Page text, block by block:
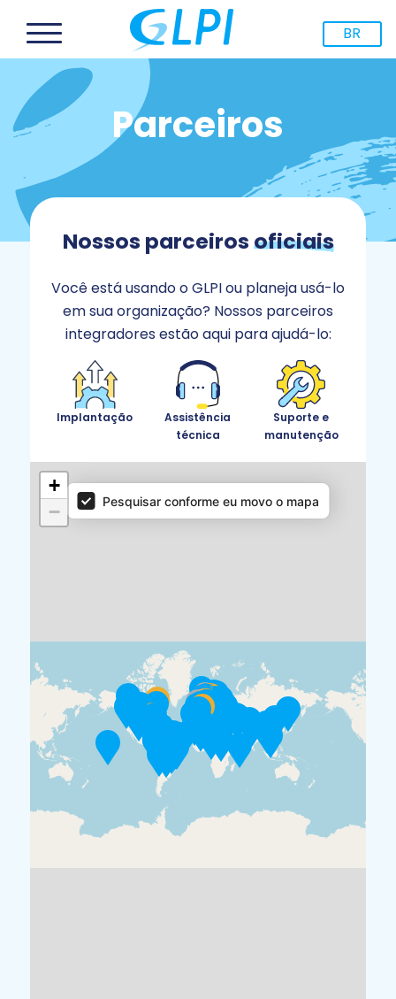
BR
Parceiros
Nossos parceirosoficiais
Você está usando o GLPI ou planeja usá-lo
em sua organização? Nossos parceiros
integradores estão aqui para ajudá-lo:
Implantação
Assistência
técnica
Suporte e
manutenção
Parceiros do mapa
+
−
Pesquisar conforme eu movo o mapa